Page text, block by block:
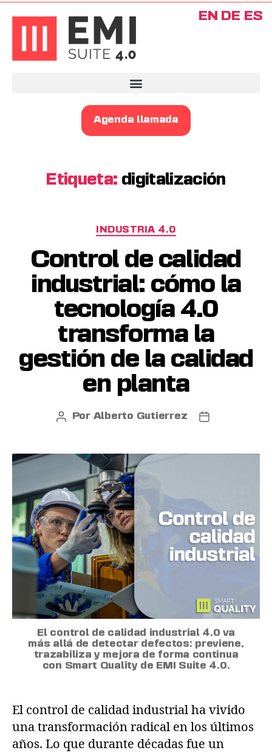
Agenda llamada
Etiqueta: digitalización
INDUSTRIA 4.0
Control de calidad
industrial: cómo la
tecnología 4.0
transforma la
gestión de la calidad
en planta
Por Alberto Gutierrez
El control de calidad industrial 4.0 va
más allá de detectar defectos: previene,
trazabiliza y mejora de forma continua
con Smart Quality de EMI Suite 4.0.
El control de calidad industrial ha vivido
una transformación radical en los últimos
años. Lo que durante décadas fue un
EN DE ES